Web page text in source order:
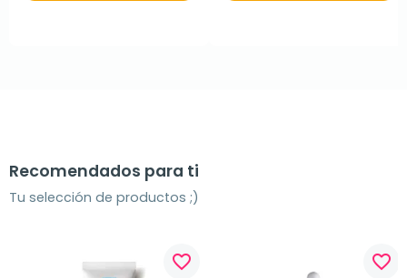
Recomendados para ti
Tu selección de productos ;)
favorite_border favorite_border